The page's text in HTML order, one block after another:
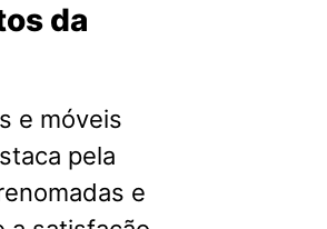
da
e móveis
pela
e